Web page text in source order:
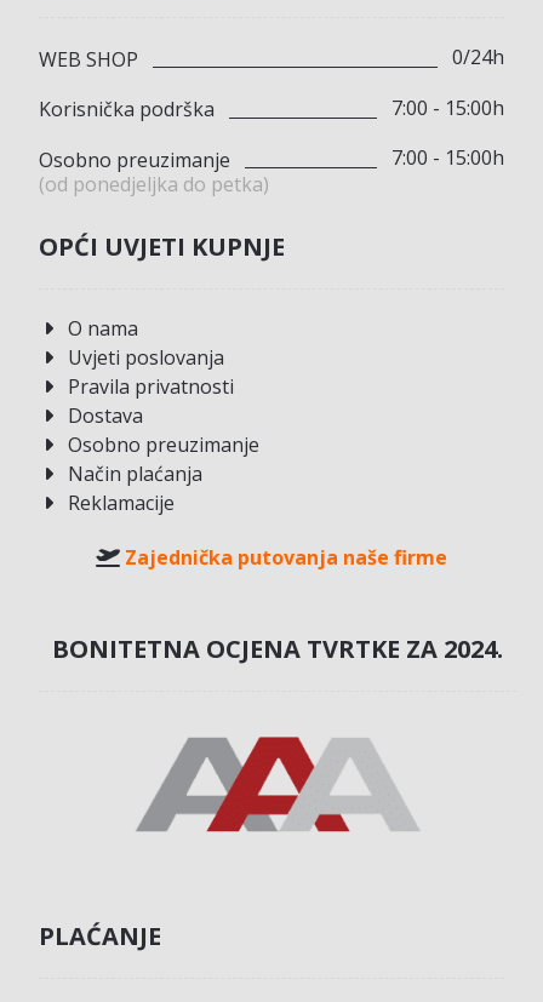
WEB SHOP
0/24h
Korisnička podrška
7:00 - 15:00h
Osobno preuzimanje
(od ponedjeljka do petka)
7:00 - 15:00h
OPĆI UVJETI KUPNJE
O nama
Uvjeti poslovanja
Pravila privatnosti
Dostava
Osobno preuzimanje
Način plaćanja
Reklamacije
Zajednička putovanja naše firme
BONITETNA OCJENA TVRTKE ZA 2024.
PLAĆANJE